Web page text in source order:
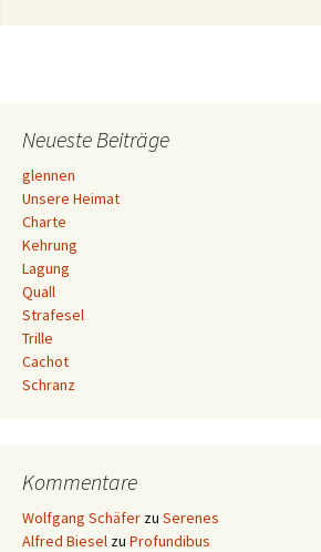
Navigation
Neueste Beiträge
glennen
Unsere Heimat
Charte
Kehrung
Lagung
Quall
Strafesel
Trille
Cachot
Schranz
Kommentare
Wolfgang Schäfer zu Serenes
Alfred Biesel zu Profundibus